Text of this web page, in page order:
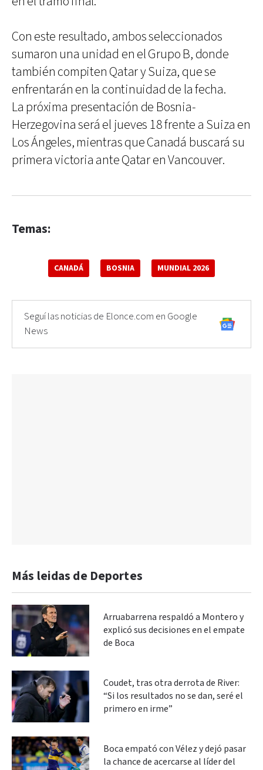
Con este resultado, ambos seleccionados
sumaron una unidad en el Grupo B, donde
también compiten Qatar y Suiza, que se
enfrentarán en la continuidad de la fecha.
La próxima presentación de Bosnia-
Herzegovina será el jueves 18 frente a Suiza en
Los Ángeles, mientras que Canadá buscará su
primera victoria ante Qatar en Vancouver.
Temas:
CANADÁ BOSNIA MUNDIAL 2026
Seguí las noticias de Elonce.com en Google
News
Más leidas de Deportes
Arruabarrena respaldó a Montero y
explicó sus decisiones en el empate
de Boca
Coudet, tras otra derrota de River:
“Si los resultados no se dan, seré el
primero en irme”
Boca empató con Vélez y dejó pasar
la chance de acercarse al líder del